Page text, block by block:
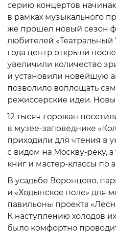
серию концертов
в рамках музыкального
же прошел новый сезон
любителей «Театральный
года центр открыли
увеличили количество
и установили новейшую
позволило воплощать
режиссерские идеи.
12 тысяч горожан
в музее-заповеднике
приходили для чтения в
с видом на Москву-реку,
книг и мастер-классы по
В усадьбе Воронцово,
и «Ходынское поле» для
павильоны проекта
К наступлению холодов
было комфортно